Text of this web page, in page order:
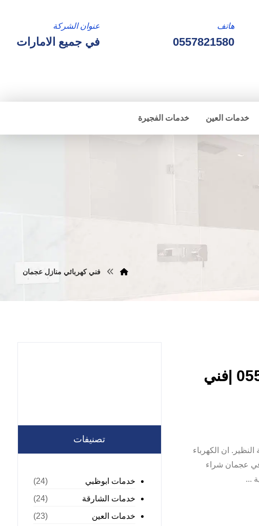
عنوان الشركة
في جميع الامارات
هاتف
0557821580
خدمات العين خدمات الفجيرة
فني كهربائي منازل عجمان
كهربائي منازل في عجمان |0557821580 |فني
النظير. ان الكهرباء
في عجمان شراء
...
تصنيفات
خدمات ابوظبي
(24)
خدمات الشارقة
(24)
خدمات العين
(23)